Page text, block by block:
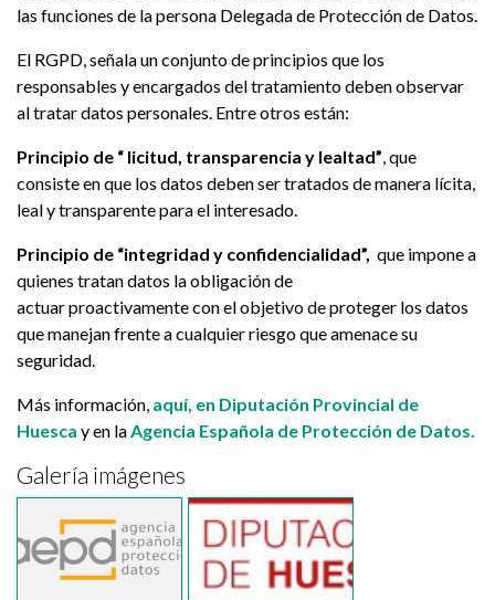
las funciones de la persona Delegada de Protección de Datos.
El RGPD, señala un conjunto de principios que los
responsables y encargados del tratamiento deben observar
al tratar datos personales. Entre otros están:
Principio de “ licitud, transparencia y lealtad” , que
consiste en que los datos deben ser tratados de manera lícita,
leal y transparente para el interesado.
Principio de “integridad y confidencialidad”, que impone a
quienes tratan datos la obligación de
actuar proactivamente con el objetivo de proteger los datos
que manejan frente a cualquier riesgo que amenace su
seguridad.
Más información, aquí, en Diputación Provincial de
Huesca y en la Agencia Española de Protección de Datos.
Galería imágenes